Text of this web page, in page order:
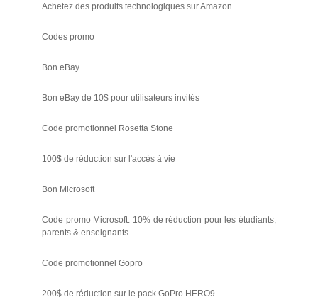
Achetez des produits technologiques sur Amazon
Codes promo
Bon eBay
Bon eBay de 10$ pour utilisateurs invités
Code promotionnel Rosetta Stone
100$ de réduction sur l'accès à vie
Bon Microsoft
Code promo Microsoft: 10% de réduction pour les étudiants,
parents & enseignants
Code promotionnel Gopro
200$ de réduction sur le pack GoPro HERO9